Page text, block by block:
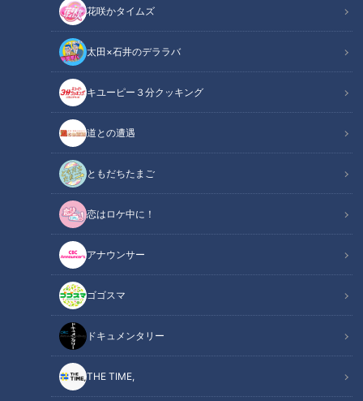
花咲かタイムズ
太田×石井のデララバ
キユーピー３分クッキング
道との遭遇
ともだちたまご
恋はロケ中に！
アナウンサー
ゴゴスマ
ドキュメンタリー
THE TIME,
CBCテレビ「チャント！」
チャント！
「よしお兄さんのもっと“みえ”推し！」記事
三重県では、従業員の健康づくりに積極的に取り組む企業を
「三重とこわか健康経営カンパニー」として毎年認定・表彰し
ています。今回、大賞を受賞した2つの企業を訪問し、社員の
健康を守るためのユニークな取り組みを取材しました。朝の体
操からマッサージ、さらには脳ドック受診まで、社員の健康を
本気で考える企業の姿がそこにありました。
身体をほぐしてケガを予防！朝一番で「京セラ体操」